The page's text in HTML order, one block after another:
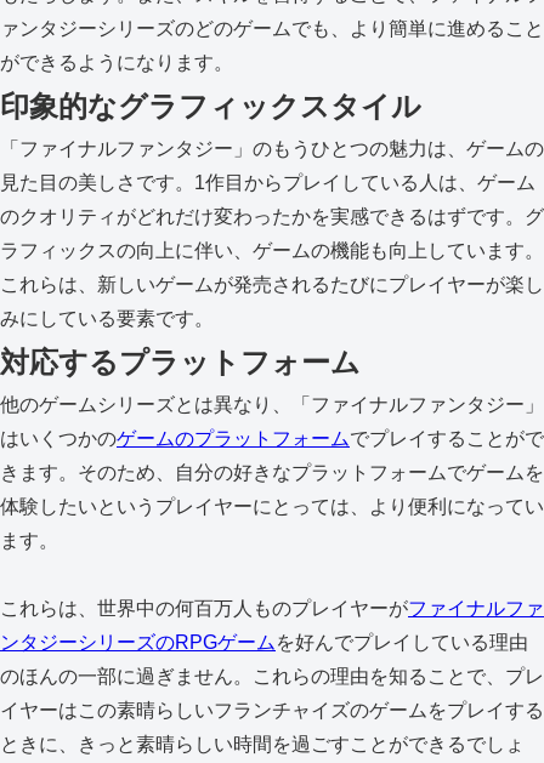
ァンタジーシリーズのどのゲームでも、より簡単に進めること
ができるようになります。
印象的なグラフィックスタイル
「ファイナルファンタジー」のもうひとつの魅力は、ゲームの
見た目の美しさです。1作目からプレイしている人は、ゲーム
のクオリティがどれだけ変わったかを実感できるはずです。グ
ラフィックスの向上に伴い、ゲームの機能も向上しています。
これらは、新しいゲームが発売されるたびにプレイヤーが楽し
みにしている要素です。
対応するプラットフォーム
他のゲームシリーズとは異なり、「ファイナルファンタジー」
はいくつかのゲームのプラットフォームでプレイすることがで
きます。そのため、自分の好きなプラットフォームでゲームを
体験したいというプレイヤーにとっては、より便利になってい
ます。
これらは、世界中の何百万人ものプレイヤーがファイナルファ
ンタジーシリーズのRPGゲーム を好んでプレイしている理由
のほんの一部に過ぎません。これらの理由を知ることで、プレ
イヤーはこの素晴らしいフランチャイズのゲームをプレイする
ときに、きっと素晴らしい時間を過ごすことができるでしょ